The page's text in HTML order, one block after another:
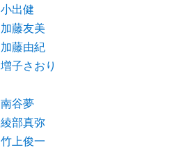
小出健
加藤友美
加藤由紀
増子さおり
南谷夢
綾部真弥
竹上俊一